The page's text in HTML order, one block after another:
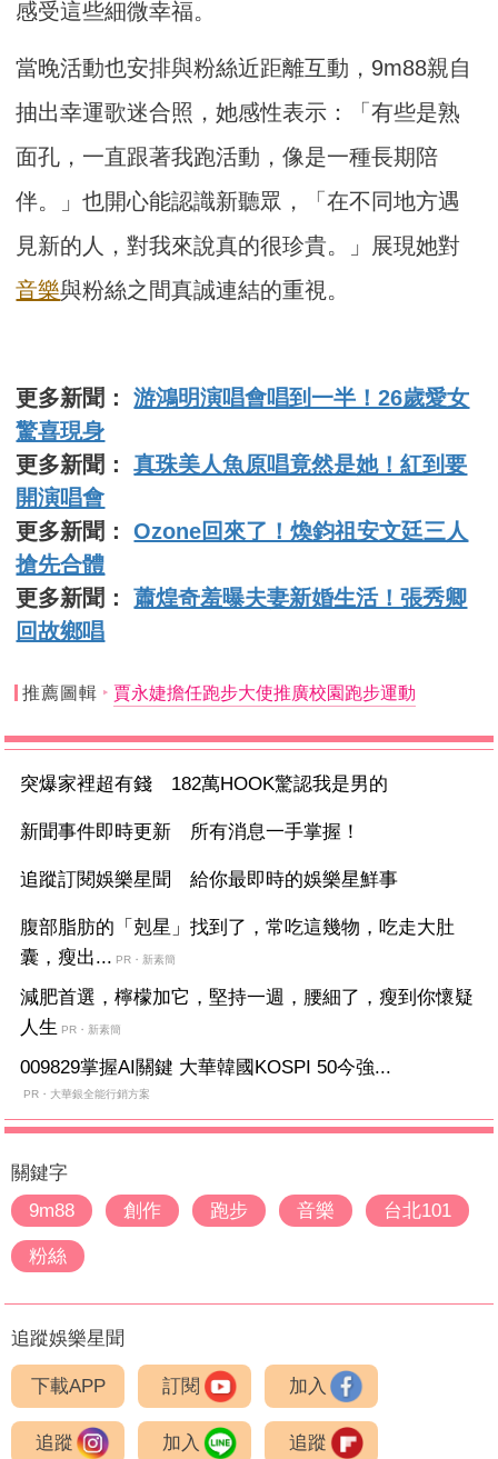
感受這些細微幸福。
當晚活動也安排與粉絲近距離互動，9m88親自
抽出幸運歌迷合照，她感性表示：「有些是熟
面孔，一直跟著我跑活動，像是一種長期陪
伴。」也開心能認識新聽眾，「在不同地方遇
見新的人，對我來說真的很珍貴。」展現她對
音樂與粉絲之間真誠連結的重視。
更多新聞：游鴻明演唱會唱到一半！26歲愛女
驚喜現身
更多新聞：真珠美人魚原唱竟然是她！紅到要
開演唱會
更多新聞：Ozone回來了！煥鈞祖安文廷三人
搶先合體
更多新聞：蕭煌奇羞曝夫妻新婚生活！張秀卿
回故鄉唱
推薦圖輯 賈永婕擔任跑步大使推廣校園跑步運動
突爆家裡超有錢 182萬HOOK驚認我是男的
新聞事件即時更新 所有消息一手掌握！
追蹤訂閱娛樂星聞 給你最即時的娛樂星鮮事
腹部脂肪的「剋星」找到了，常吃這幾物，吃走大肚
囊，瘦出... PR・新素簡
減肥首選，檸檬加它，堅持一週，腰細了，瘦到你懷疑
人生 PR・新素簡
009829掌握AI關鍵 大華韓國KOSPI 50今強...
PR・大華銀全能行銷方案
關鍵字
9m88
創作 跑步 音樂 台北101
粉絲
追蹤娛樂星聞
下載APP 訂閱 加入
追蹤 加入 追蹤